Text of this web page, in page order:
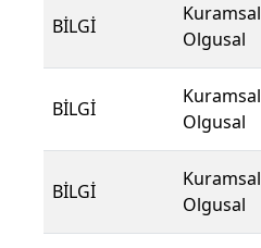
BİLGİ
Kuramsal
Olgusal
BİLGİ
Kuramsal
Olgusal
BİLGİ
Kuramsal
Olgusal